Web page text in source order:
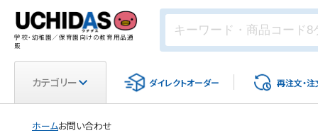
学校・幼稚園／保育園向けの教育用品通
販
カテゴリー ダイレクトオーダー 再注文・注
ホームお問い合わせ